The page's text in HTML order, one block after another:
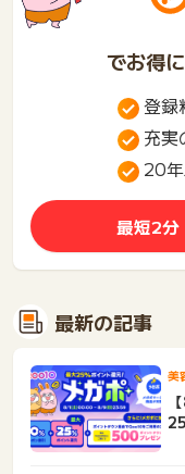
でお得
登録
充実
20
最短2分
最新の記事
美